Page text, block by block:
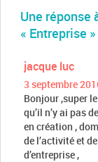
Une réponse
« Entreprise
jacque luc
3 septembre
Bonjour ,super
qu’il n’y ai pas
en création ,
de l’activité et
d’entreprise ,